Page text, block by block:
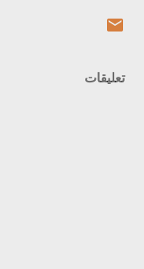
تعليقات